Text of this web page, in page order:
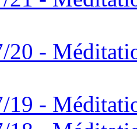
20 -
19 -